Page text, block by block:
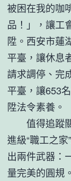
被困在我的咖
品！」，讓工
陞。西安市蓮
平臺，讓休息
請求調停、完
平臺，讓653
陞法令素養。
值得追蹤
進級“職工之
出兩件武器：
量完美的圓規